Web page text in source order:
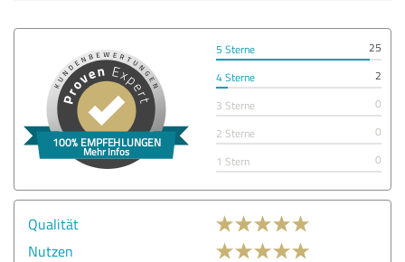
5 Sterne
25
4 Sterne
2
3 Sterne
0
2 Sterne
0
1 Stern
0
Qualität
Nutzen